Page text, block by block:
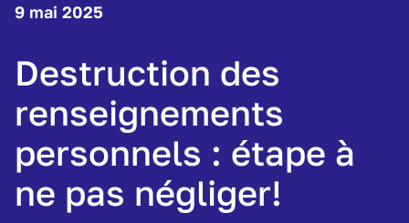
9 mai 2025
Destruction des
renseignements
personnels : étape à
ne pas négliger!